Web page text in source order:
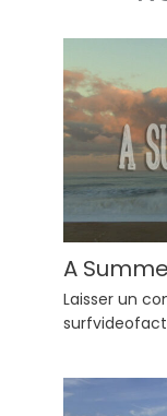
A
Laisser un